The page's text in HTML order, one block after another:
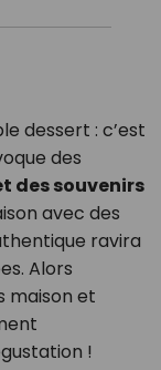
dessert : c’est
des
des souvenirs
avec des
ravira
Alors
maison et
!